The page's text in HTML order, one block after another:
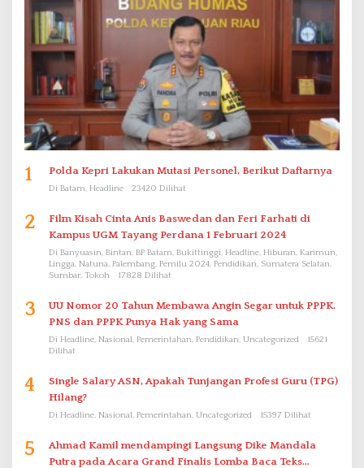
1 Polda Kepri Lakukan Mutasi Personel, Berikut Daftarnya
Di Batam, Headline 23420 Dilihat
2
Film Kisah Cinta Anis Baswedan dan Feri Farhati di
Kampus UGM Tayang Perdana 1 Februari 2024
Di Banyuasin, Bintan, BP Batam, Bukittinggi, Headline, Hiburan, Karimun,
Lingga, Natuna, Palembang, Pemilu 2024, Pendidikan, Sumatera Selatan,
Sumbar, Tokoh
17828 Dilihat
3
UU Nomor 20 Tahun Membawa Angin Segar untuk PPPK.
PNS dan PPPK Punya Hak yang Sama
Di Headline, Nasional, Pemerintahan, Pendidikan, Uncategorized
15621
Dilihat
4
Single Salary ASN, Apakah Tunjangan Profesi Guru (TPG)
Hilang?
Di Headline, Nasional, Pemerintahan, Uncategorized 15397 Dilihat
5
Ahmad Kamil mendampingi Langsung Dike Mandala
Putra pada Acara Grand Finalis Lomba Baca Teks